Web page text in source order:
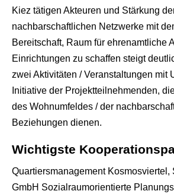
Kiez tätigen Akteuren und Stärkung
nachbarschaftlichen Netzwerke mit
Bereitschaft, Raum für ehrenamtliche
Einrichtungen zu schaffen steigt
zwei Aktivitäten / Veranstaltungen mit
Initiative der Projektteilnehmenden,
des Wohnumfeldes / der
Beziehungen dienen.
Wichtigste
Quartiersmanagement Kosmosviertel,
GmbH Sozialraumorientierte